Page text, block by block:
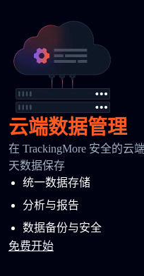
云端数据管理
在 TrackingMore 安全的云
天数据保存
统一数据存储
分析与报告
数据备份与安全
免费开始